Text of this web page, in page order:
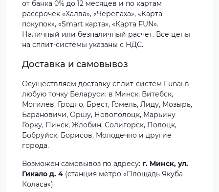
от банка 0% до 12 месяцев и по картам
рассрочек «Халва», «Черепаха», «Карта
покупок», «Smart карта», «Карта FUN».
Наличный или безналичный расчет. Все цены
на сплит-системы указаны с НДС.
Доставка и самовывоз
Осуществляем доставку сплит-систем Funai в
любую точку Беларуси: в Минск, Витебск,
Могилев, Гродно, Брест, Гомель, Лиду, Мозырь,
Барановичи, Оршу, Новополоцк, Марьину
Горку, Пинск, Жлобин, Солигорск, Полоцк,
Бобруйск, Борисов, Молодечно и другие
города.
Возможен самовывоз по адресу: г. Минск, ул.
Гикало д. 4 (станция метро «Площадь Якуба
Коласа»).